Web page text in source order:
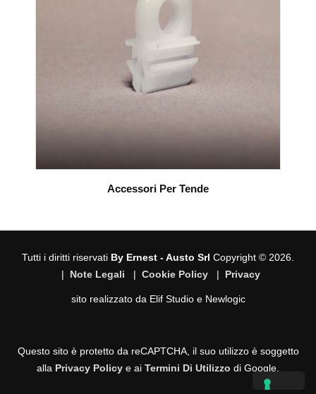
Accessori Per Tende
Tutti i diritti riservati By Ernest - Austo Srl Copyright © 2026.
| Note Legali | Cookie Policy | Privacy
sito realizzato da Elif Studioe Newlogic
Questo sito è protetto da reCAPTCHA, il suo utilizzo è soggetto
alla Privacy Policy e ai Termini Di Utilizzo di Google.